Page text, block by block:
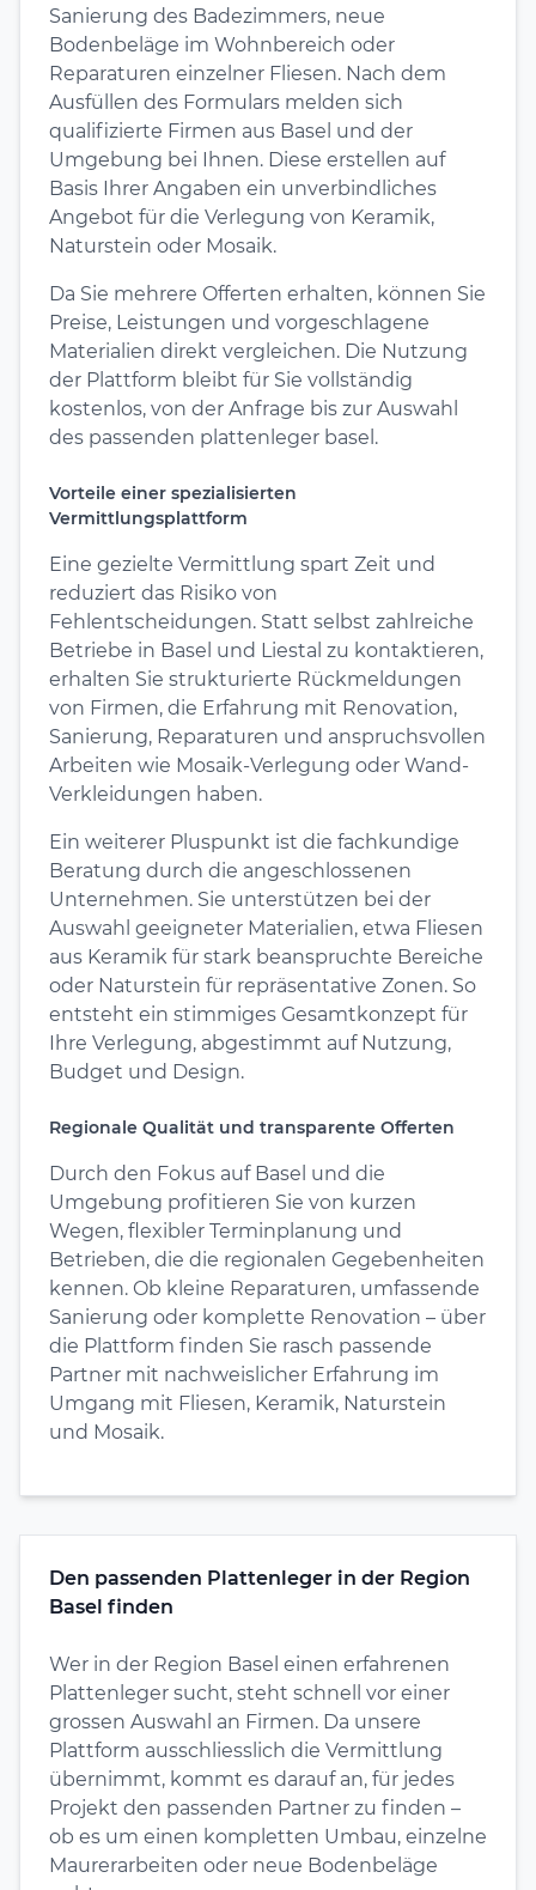
Sanierung des Badezimmers, neue
Bodenbeläge im Wohnbereich oder
Reparaturen einzelner Fliesen. Nach dem
Ausfüllen des Formulars melden sich
qualifizierte Firmen aus Basel und der
Umgebung bei Ihnen. Diese erstellen auf
Basis Ihrer Angaben ein unverbindliches
Angebot für die Verlegung von Keramik,
Naturstein oder Mosaik.
Da Sie mehrere Offerten erhalten, können Sie
Preise, Leistungen und vorgeschlagene
Materialien direkt vergleichen. Die Nutzung
der Plattform bleibt für Sie vollständig
kostenlos, von der Anfrage bis zur Auswahl
des passenden plattenleger basel.
Vorteile einer spezialisierten
Vermittlungsplattform
Eine gezielte Vermittlung spart Zeit und
reduziert das Risiko von
Fehlentscheidungen. Statt selbst zahlreiche
Betriebe in Basel und Liestal zu kontaktieren,
erhalten Sie strukturierte Rückmeldungen
von Firmen, die Erfahrung mit Renovation,
Sanierung, Reparaturen und anspruchsvollen
Arbeiten wie Mosaik-Verlegung oder Wand-
Verkleidungen haben.
Ein weiterer Pluspunkt ist die fachkundige
Beratung durch die angeschlossenen
Unternehmen. Sie unterstützen bei der
Auswahl geeigneter Materialien, etwa Fliesen
aus Keramik für stark beanspruchte Bereiche
oder Naturstein für repräsentative Zonen. So
entsteht ein stimmiges Gesamtkonzept für
Ihre Verlegung, abgestimmt auf Nutzung,
Budget und Design.
Regionale Qualität und transparente Offerten
Durch den Fokus auf Basel und die
Umgebung profitieren Sie von kurzen
Wegen, flexibler Terminplanung und
Betrieben, die die regionalen Gegebenheiten
kennen. Ob kleine Reparaturen, umfassende
Sanierung oder komplette Renovation – über
die Plattform finden Sie rasch passende
Partner mit nachweislicher Erfahrung im
Umgang mit Fliesen, Keramik, Naturstein
und Mosaik.
Den passenden Plattenleger in der Region
Basel finden
Wer in der Region Basel einen erfahrenen
Plattenleger sucht, steht schnell vor einer
grossen Auswahl an Firmen. Da unsere
Plattform ausschliesslich die Vermittlung
übernimmt, kommt es darauf an, für jedes
Projekt den passenden Partner zu finden –
ob es um einen kompletten Umbau, einzelne
Maurerarbeiten oder neue Bodenbeläge